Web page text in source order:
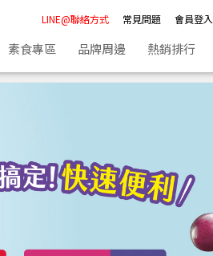
LINE@聯絡方式 常見問題 會員登入
素食專區 品牌周邊 熱銷排行